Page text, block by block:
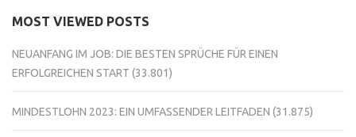
MOST VIEWED POSTS
NEUANFANG IM JOB: DIE BESTEN SPRÜCHE FÜR EINEN
ERFOLGREICHEN START (33.801)
MINDESTLOHN 2023: EIN UMFASSENDER LEITFADEN (31.875)